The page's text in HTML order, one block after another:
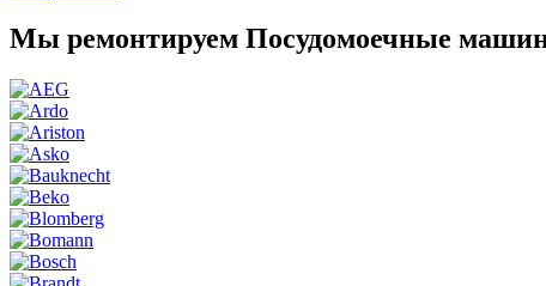
Мы ремонтируем Посудомоечные